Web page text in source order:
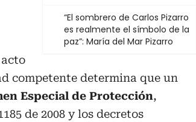
“El sombrero de Carlos Pizarro
es realmente el símbolo de la
paz”: María del Mar Pizarro
competente determina que un
Especial de Protección,
de 2008 y los decretos